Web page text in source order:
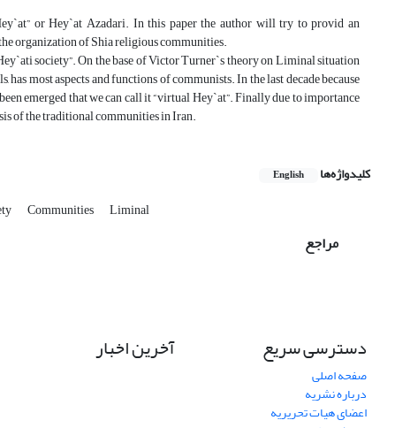
or Hey`at Azadari. In this paper the author will try to provid an
organization of Shia religious communities.
society”. On the base of Victor Turner`s theory on Liminal situation
most aspects and functions of communists. In the last decade because
emerged that we can call it “virtual Hey`at”. Finally due to importance
of the traditional communities in Iran.
کلیدواژه‌ها English
Communities Liminal
مراجع
دسترسی سریع
صفحه اصلی
درباره نشریه
اعضای هیات تحریریه
آخرین اخبار